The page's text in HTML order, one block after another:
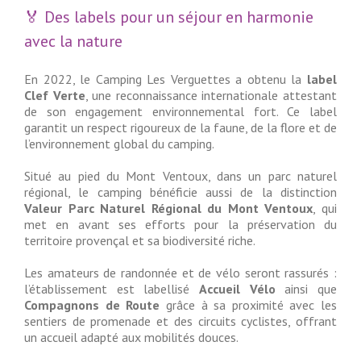
🏅 Des labels pour un séjour en harmonie
avec la nature
En 2022, le Camping Les Verguettes a obtenu la label
Clef Verte, une reconnaissance internationale attestant
de son engagement environnemental fort. Ce label
garantit un respect rigoureux de la faune, de la flore et de
l’environnement global du camping.
Situé au pied du Mont Ventoux, dans un parc naturel
régional, le camping bénéficie aussi de la distinction
Valeur Parc Naturel Régional du Mont Ventoux, qui
met en avant ses efforts pour la préservation du
territoire provençal et sa biodiversité riche.
Les amateurs de randonnée et de vélo seront rassurés :
l’établissement est labellisé Accueil Vélo ainsi que
Compagnons de Route grâce à sa proximité avec les
sentiers de promenade et des circuits cyclistes, offrant
un accueil adapté aux mobilités douces.